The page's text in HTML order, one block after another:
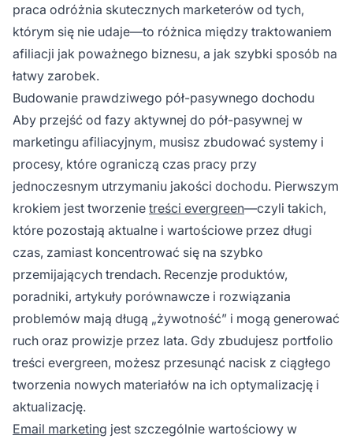
praca odróżnia skutecznych marketerów od tych,
którym się nie udaje—to różnica między traktowaniem
afiliacji jak poważnego biznesu, a jak szybki sposób na
łatwy zarobek.
Budowanie prawdziwego pół-pasywnego dochodu
Aby przejść od fazy aktywnej do pół-pasywnej w
marketingu afiliacyjnym, musisz zbudować systemy i
procesy, które ograniczą czas pracy przy
jednoczesnym utrzymaniu jakości dochodu. Pierwszym
krokiem jest tworzenie treści evergreen—czyli takich,
które pozostają aktualne i wartościowe przez długi
czas, zamiast koncentrować się na szybko
przemijających trendach. Recenzje produktów,
poradniki, artykuły porównawcze i rozwiązania
problemów mają długą „żywotność” i mogą generować
ruch oraz prowizje przez lata. Gdy zbudujesz portfolio
treści evergreen, możesz przesunąć nacisk z ciągłego
tworzenia nowych materiałów na ich optymalizację i
aktualizację.
Email marketing jest szczególnie wartościowy w